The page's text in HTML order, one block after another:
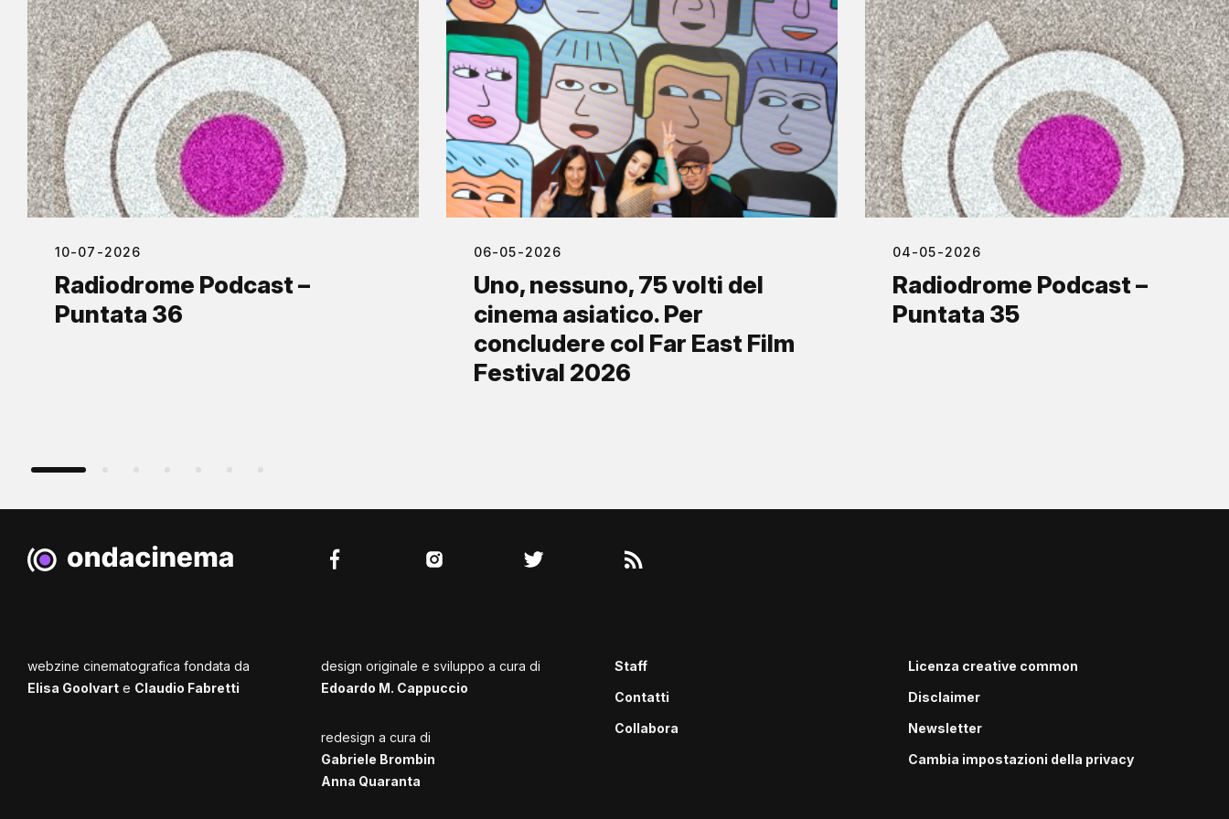
10-07-2026
Radiodrome Podcast –
Puntata 36
06-05-2026
Uno, nessuno, 75 volti del
cinema asiatico. Per
concludere col Far East Film
Festival 2026
04-05-2026
Radiodrome Podcast –
Puntata 35
webzine cinematografica fondata da
Elisa Goolvart e Claudio Fabretti
design originale e sviluppo a cura di
Edoardo M. Cappuccio
redesign a cura di
Gabriele Brombin
Anna Quaranta
Staff
Contatti
Collabora
Licenza creative common
Disclaimer
Newsletter
Cambia impostazioni della privacy